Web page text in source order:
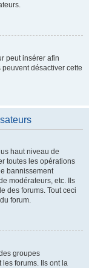
peut insérer afin
désactiver cette
haut niveau de
toutes les opérations
bannissement
modérateurs, etc. Ils
des forums. Tout ceci
forum.
groupes
forums. Ils ont la